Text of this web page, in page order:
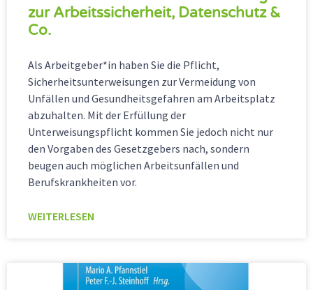
zur Arbeitssicherheit, Datenschutz &
Co.
Als Arbeitgeber*in haben Sie die Pflicht,
Sicherheitsunterweisungen zur Vermeidung von
Unfällen und Gesundheitsgefahren am Arbeitsplatz
abzuhalten. Mit der Erfüllung der
Unterweisungspflicht kommen Sie jedoch nicht nur
den Vorgaben des Gesetzgebers nach, sondern
beugen auch möglichen Arbeitsunfällen und
Berufskrankheiten vor.
WEITERLESEN